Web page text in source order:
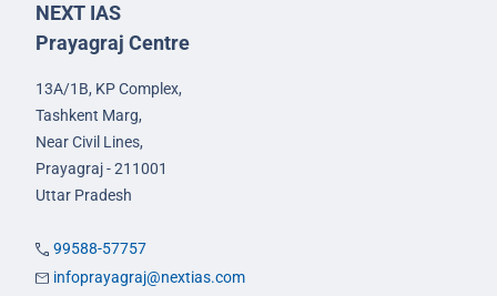
NEXT IAS
Prayagraj Centre
13A/1B, KP Complex,
Tashkent Marg,
Near Civil Lines,
Prayagraj - 211001
Uttar Pradesh
99588-57757
infoprayagraj@nextias.com